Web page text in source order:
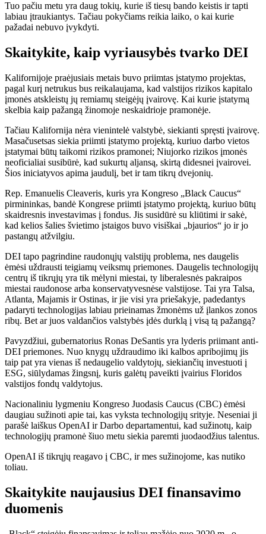
Tuo pačiu metu yra daug tokių, kurie iš tiesų bando keistis ir tapti
labiau įtraukiantys. Tačiau pokyčiams reikia laiko, o kai kurie
pažadai nebuvo įvykdyti.
Skaitykite, kaip vyriausybės tvarko DEI
Kalifornijoje praėjusiais metais buvo priimtas įstatymo projektas,
pagal kurį netrukus bus reikalaujama, kad valstijos rizikos kapitalo
įmonės atskleistų jų remiamų steigėjų įvairovę. Kai kurie įstatymą
skelbia kaip pažangą žinomoje neskaidrioje pramonėje.
Tačiau Kalifornija nėra vienintelė valstybė, siekianti spręsti įvairovę.
Masačusetsas siekia priimti įstatymo projektą, kuriuo darbo vietos
įstatymai būtų taikomi rizikos pramonei; Niujorko rizikos įmonės
neoficialiai susibūrė, kad sukurtų aljansą, skirtą didesnei įvairovei.
Šios iniciatyvos apima jaudulį, bet ir tam tikrų dvejonių.
Rep. Emanuelis Cleaveris, kuris yra Kongreso „Black Caucus“
pirmininkas, bandė Kongrese priimti įstatymo projektą, kuriuo būtų
skaidresnis investavimas į fondus. Jis susidūrė su kliūtimi ir sakė,
kad kelios šalies švietimo įstaigos buvo visiškai „bjaurios“ jo ir jo
pastangų atžvilgiu.
DEI tapo pagrindine raudonųjų valstijų problema, nes daugelis
ėmėsi uždrausti teigiamų veiksmų priemones. Daugelis technologijų
centrų iš tikrųjų yra tik mėlyni miestai, ty liberalesnės pakraipos
miestai raudonose arba konservatyvesnėse valstijose. Tai yra Talsa,
Atlanta, Majamis ir Ostinas, ir jie visi yra priešakyje, padedantys
padaryti technologijas labiau prieinamas žmonėms už įlankos zonos
ribų. Bet ar juos valdančios valstybės įdės durklą į visą tą pažangą?
Pavyzdžiui, gubernatorius Ronas DeSantis yra lyderis priimant anti-
DEI priemones. Nuo knygų uždraudimo iki kalbos apribojimų jis
taip pat yra vienas iš nedaugelio valdytojų, siekiančių investuoti į
ESG, siūlydamas žingsnį, kuris galėtų paveikti įvairius Floridos
valstijos fondų valdytojus.
Nacionaliniu lygmeniu Kongreso Juodasis Caucus (CBC) ėmėsi
daugiau sužinoti apie tai, kas vyksta technologijų srityje. Neseniai ji
parašė laiškus OpenAI ir Darbo departamentui, kad sužinotų, kaip
technologijų pramonė šiuo metu siekia paremti juodaodžius talentus.
OpenAI iš tikrųjų reagavo į CBC, ir mes sužinojome, kas nutiko
toliau.
Skaitykite naujausius DEI finansavimo
duomenis